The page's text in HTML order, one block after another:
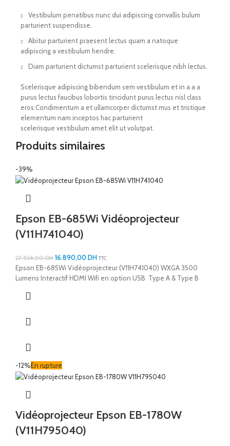
Vestibulum penatibus nunc dui adipiscing convallis bulum
parturient suspendisse.
Abitur parturient praesent lectus quam a natoque
adipiscing a vestibulum hendre.
Diam parturient dictumst parturient scelerisque nibh lectus.
Scelerisque adipiscing bibendum sem vestibulum et in a a a
purus lectus faucibus lobortis tincidunt purus lectus nisl class
eros.Condimentum a et ullamcorper dictumst mus et tristique
elementum nam inceptos hac parturient
scelerisque vestibulum amet elit ut volutpat.
Produits similaires
-39%
Epson EB-685Wi Vidéoprojecteur
(V11H741040)
27.524,00DH 16.890,00DH TTC
Epson EB-685Wi Vidéoprojecteur (V11H741040) WXGA 3500
Lumens Interactif HDMI Wifi en option USB Type A & Type B
-12%En rupture
Vidéoprojecteur Epson EB-1780W
(V11H795040)